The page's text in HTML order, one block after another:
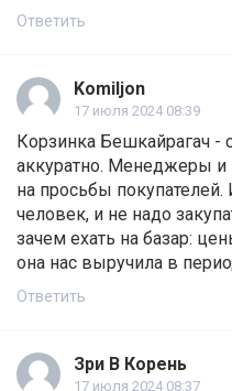
Ответить
Komiljon
17 июля 2024 08:39
Корзинка Бешкайрагач -
аккуратно. Менеджеры
на просьбы
человек, и не надо
зачем ехать на базар:
она нас выручила в
Ответить
Зри В Корень
17 июля 2024 08:37